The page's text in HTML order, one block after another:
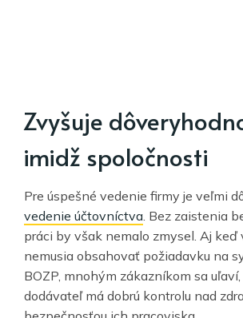
Zvyšuje
imidž spoločnosti
Pre úspešné vedenie firmy je veľmi
vedenie účtovníctva . Bez zaistenia
práci by však nemalo zmysel. Aj keď
nemusia obsahovať požiadavku na
BOZP, mnohým zákazníkom sa
dodávateľ má dobrú kontrolu nad